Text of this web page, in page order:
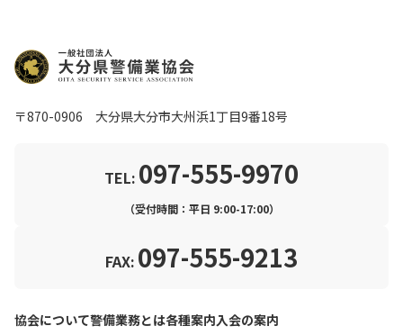
〒870-0906 大分県大分市大州浜1丁目9番18号
TEL: 097-555-9970
（受付時間：平日 9:00-17:00）
FAX: 097-555-9213
協会について警備業務とは各種案内入会の案内